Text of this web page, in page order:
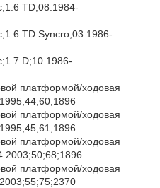
TD;08.1984-
TD Syncro;03.1986-
D;10.1986-
платформой/ходовая
платформой/ходовая
платформой/ходовая
платформой/ходовая